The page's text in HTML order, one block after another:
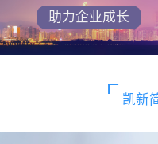
助力企业成长
凯新